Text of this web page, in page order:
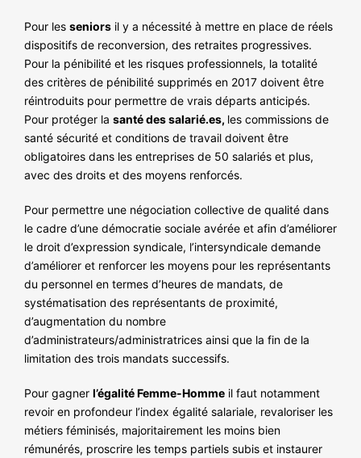
Pour les seniors il y a nécessité à mettre en place de réels
dispositifs de reconversion, des retraites progressives.
Pour la pénibilité et les risques professionnels, la totalité
des critères de pénibilité supprimés en 2017 doivent être
réintroduits pour permettre de vrais départs anticipés.
Pour protéger la santé des salarié.es, les commissions de
santé sécurité et conditions de travail doivent être
obligatoires dans les entreprises de 50 salariés et plus,
avec des droits et des moyens renforcés.
Pour permettre une négociation collective de qualité dans
le cadre d’une démocratie sociale avérée et afin d’améliorer
le droit d’expression syndicale, l’intersyndicale demande
d’améliorer et renforcer les moyens pour les représentants
du personnel en termes d’heures de mandats, de
systématisation des représentants de proximité,
d’augmentation du nombre
d’administrateurs/administratrices ainsi que la fin de la
limitation des trois mandats successifs.
Pour gagner l’égalité Femme-Homme il faut notamment
revoir en profondeur l’index égalité salariale, revaloriser les
métiers féminisés, majoritairement les moins bien
rémunérés, proscrire les temps partiels subis et instaurer